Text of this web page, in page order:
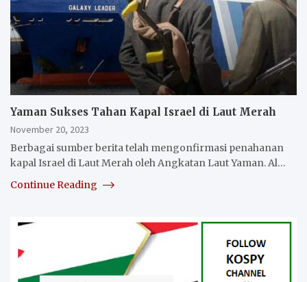
Yaman Sukses Tahan Kapal Israel di Laut Merah
November 20, 2023
Berbagai sumber berita telah mengonfirmasi penahanan
kapal Israel di Laut Merah oleh Angkatan Laut Yaman. Al…
Continue Reading